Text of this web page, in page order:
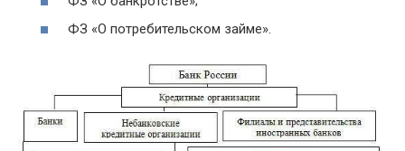
ФЗ «О потребительском займе».